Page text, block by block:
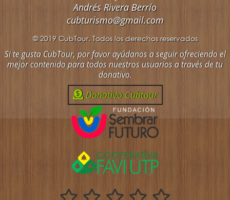
Andrés Rivera Berrío
cubturismo@gmail.com
© 2019 CubTour. Todos los derechos reservados
Si te gusta CubTour, por favor ayúdanos a seguir ofreciendo el
mejor contenido para todos nuestros usuarios a través de tu
donativo.
Donativo Cubtour